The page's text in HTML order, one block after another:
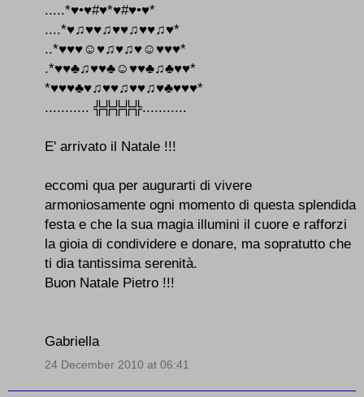
.....*♥•♥#♥*♥#♥•♥*
....*♥♫♥♥♫♥♥♫♥♥♫♥*
..*♥♥♥☺♥♫♥♫♥☺♥♥♥*
.*♥♥♣♫♥♥♣☺♥♥♣♫♣♥♥*
*♥♥♥♣♥♫♥♥♫♥♥♫♥♣♥♥♥*
........... ╬╬╬╬╬...........
E' arrivato il Natale !!!
eccomi qua per augurarti di vivere
armoniosamente ogni momento di questa splendida
festa e che la sua magia illumini il cuore e rafforzi
la gioia di condividere e donare, ma sopratutto che
ti dia tantissima serenità.
Buon Natale Pietro !!!
Gabriella
24 December 2010 at 06:41